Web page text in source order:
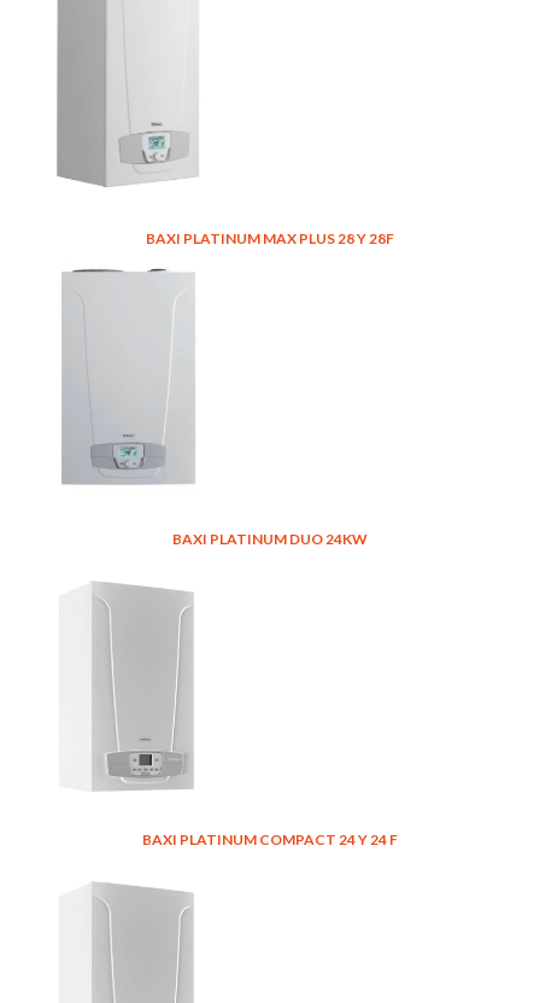
BAXI PLATINUM MAX PLUS 28 Y 28F
BAXI PLATINUM DUO 24KW
BAXI PLATINUM COMPACT 24 Y 24 F